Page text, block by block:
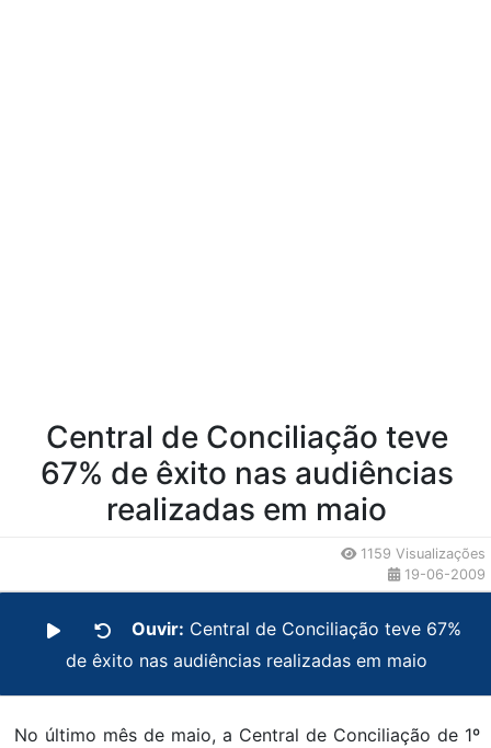
Central de Conciliação teve
67% de êxito nas audiências
realizadas em maio
1159 Visualizações
19-06-2009
Ouvir: Central de Conciliação teve 67%
de êxito nas audiências realizadas em maio
No último mês de maio, a Central de Conciliação de 1º